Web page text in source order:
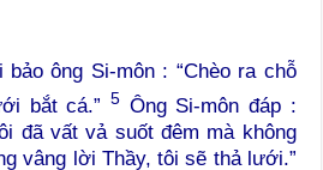
ông Si-môn : “Chèo ra chỗ
bắt cá.”5 Ông Si-môn đáp :
đã vất vả suốt đêm mà không
vâng lời Thầy, tôi sẽ thả lưới.”